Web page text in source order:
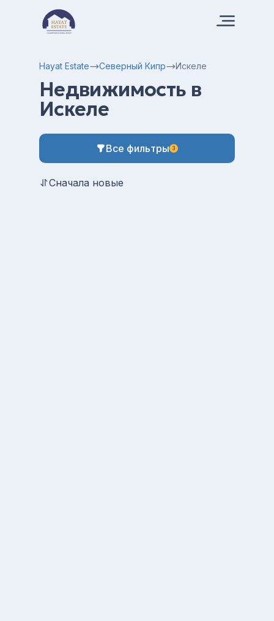
Hayat Estate Северный Кипр Искеле
Недвижимость в
Искеле
Все фильтры 3
Сначала новые